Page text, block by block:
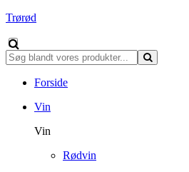
Trørød
Forside
Vin
Vin
Rødvin